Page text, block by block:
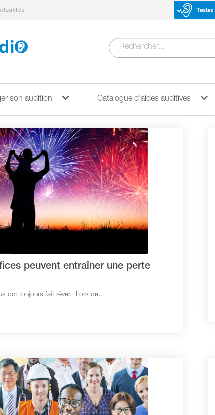
Recherche
pour :
son audition Catalogue d’aides auditives
peuvent entraîner une perte
ont toujours fait rêver. Lors de…